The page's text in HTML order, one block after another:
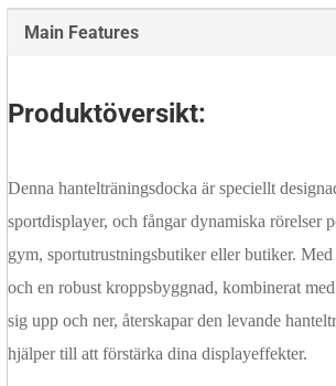
Main Features
Produktöversikt:
Denna hantelträningsdocka är speciellt
sportdisplayer, och fångar dynamiska rörelser
gym, sportutrustningsbutiker eller butiker.
och en robust kroppsbyggnad, kombinerat
sig upp och ner, återskapar den levande
hjälper till att förstärka dina displayeffekter.